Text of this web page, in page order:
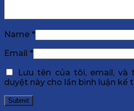
Name *
Email *
Lưu tên của tôi, email, và
duyệt này cho lần bình luận kế